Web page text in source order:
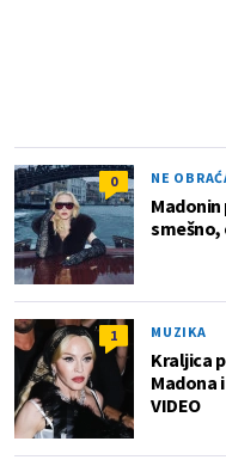
0 NE
smešno,
1 MUZIKA
Kraljica
Madona
VIDEO